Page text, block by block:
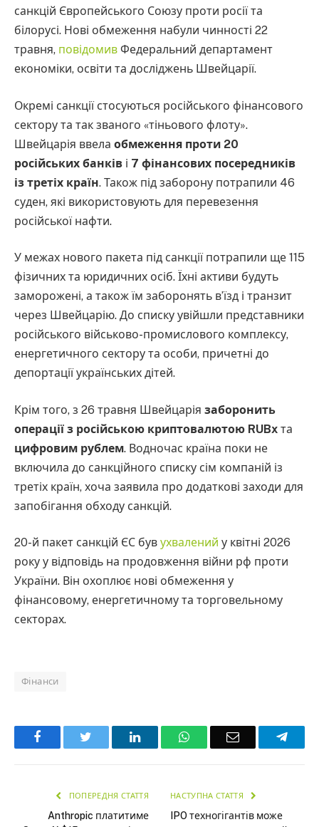
санкцій Європейського Союзу проти росії та
білорусі. Нові обмеження набули чинності 22
травня, повідомив Федеральний департамент
економіки, освіти та досліджень Швейцарії.
Окремі санкції стосуються російського фінансового
сектору та так званого «тіньового флоту».
Швейцарія ввела обмеження проти 20
російських банків і 7 фінансових посередників
із третіх країн. Також під заборону потрапили 46
суден, які використовують для перевезення
російської нафти.
У межах нового пакета під санкції потрапили ще 115
фізичних та юридичних осіб. Їхні активи будуть
заморожені, а також їм заборонять в’їзд і транзит
через Швейцарію. До списку увійшли представники
російського військово-промислового комплексу,
енергетичного сектору та особи, причетні до
депортації українських дітей.
Крім того, з 26 травня Швейцарія заборонить
операції з російською криптовалютою RUBx та
цифровим рублем. Водночас країна поки не
включила до санкційного списку сім компаній із
третіх країн, хоча заявила про додаткові заходи для
запобігання обходу санкцій.
20-й пакет санкцій ЄС був ухвалений у квітні 2026
року у відповідь на продовження війни рф проти
України. Він охоплює нові обмеження у
фінансовому, енергетичному та торговельному
секторах.
Фінанси
Facebook LinkedInWhatsAppEmail
ПОПЕРЕДНЯ СТАТТЯ
Anthropic платитиме
НАСТУПНА СТАТТЯ
IPO техногігантів може